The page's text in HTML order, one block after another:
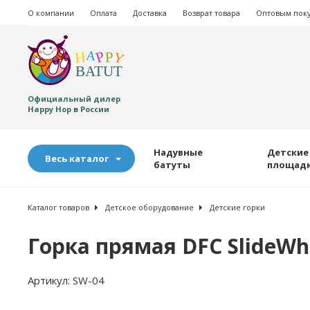
О компании Оплата Доставка Возврат товара Оптовым
Официальный дилер
Happy Hop в России
Весь каталог
Надувные
батуты
Каталог товаров Детское оборудование Детские горки
Горка прямая DFC
Артикул: SW-04